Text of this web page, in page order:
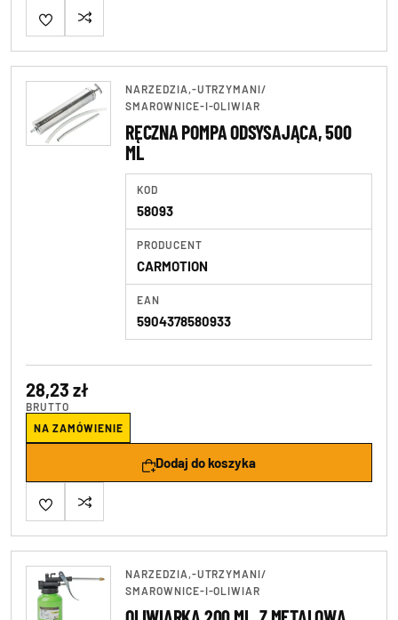
NARZEDZIA,-UTRZYMANI/
SMAROWNICE-I-OLIWIAR
RĘCZNA POMPA ODSYSAJĄCA, 500
ML
KOD
58093
PRODUCENT
CARMOTION
EAN
5904378580933
28,23 zł
BRUTTO
NA ZAMÓWIENIE
Dodaj do koszyka
NARZEDZIA,-UTRZYMANI/
SMAROWNICE-I-OLIWIAR